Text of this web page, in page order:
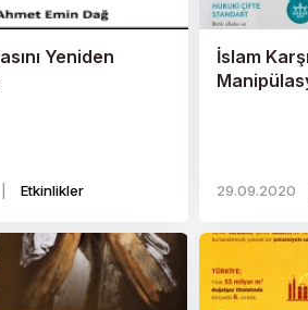
Yeniden
Etkinlikler
İslam
29.09.2020